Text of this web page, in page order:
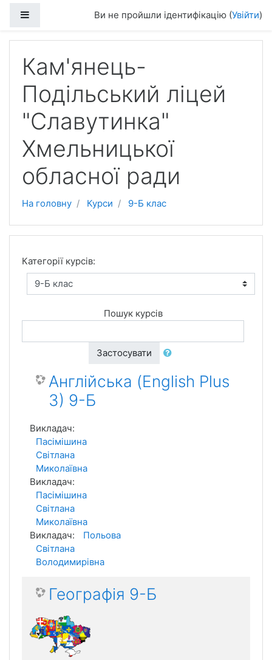
Ви не пройшли ідентифікацію (Увійти)
Кам'янець-
Подільський ліцей
"Славутинка"
Хмельницької
обласної ради
На головну Курси 9-Б клас
Категорії курсів:
Пошук курсів
Застосувати
Англійська (English Plus
3) 9-Б
Викладач:
Пасімішина
Світлана
Миколаївна
Викладач:
Пасімішина
Світлана
Миколаївна
Викладач:
Польова
Світлана
Володимирівна
Географія 9-Б